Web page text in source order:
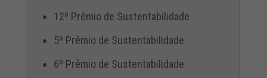
12º Prêmio de Sustentabilidade
5º Prêmio de Sustentabilidade
6º Prêmio de Sustentabilidade